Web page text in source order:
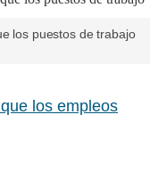
los puestos de trabajo
los empleos